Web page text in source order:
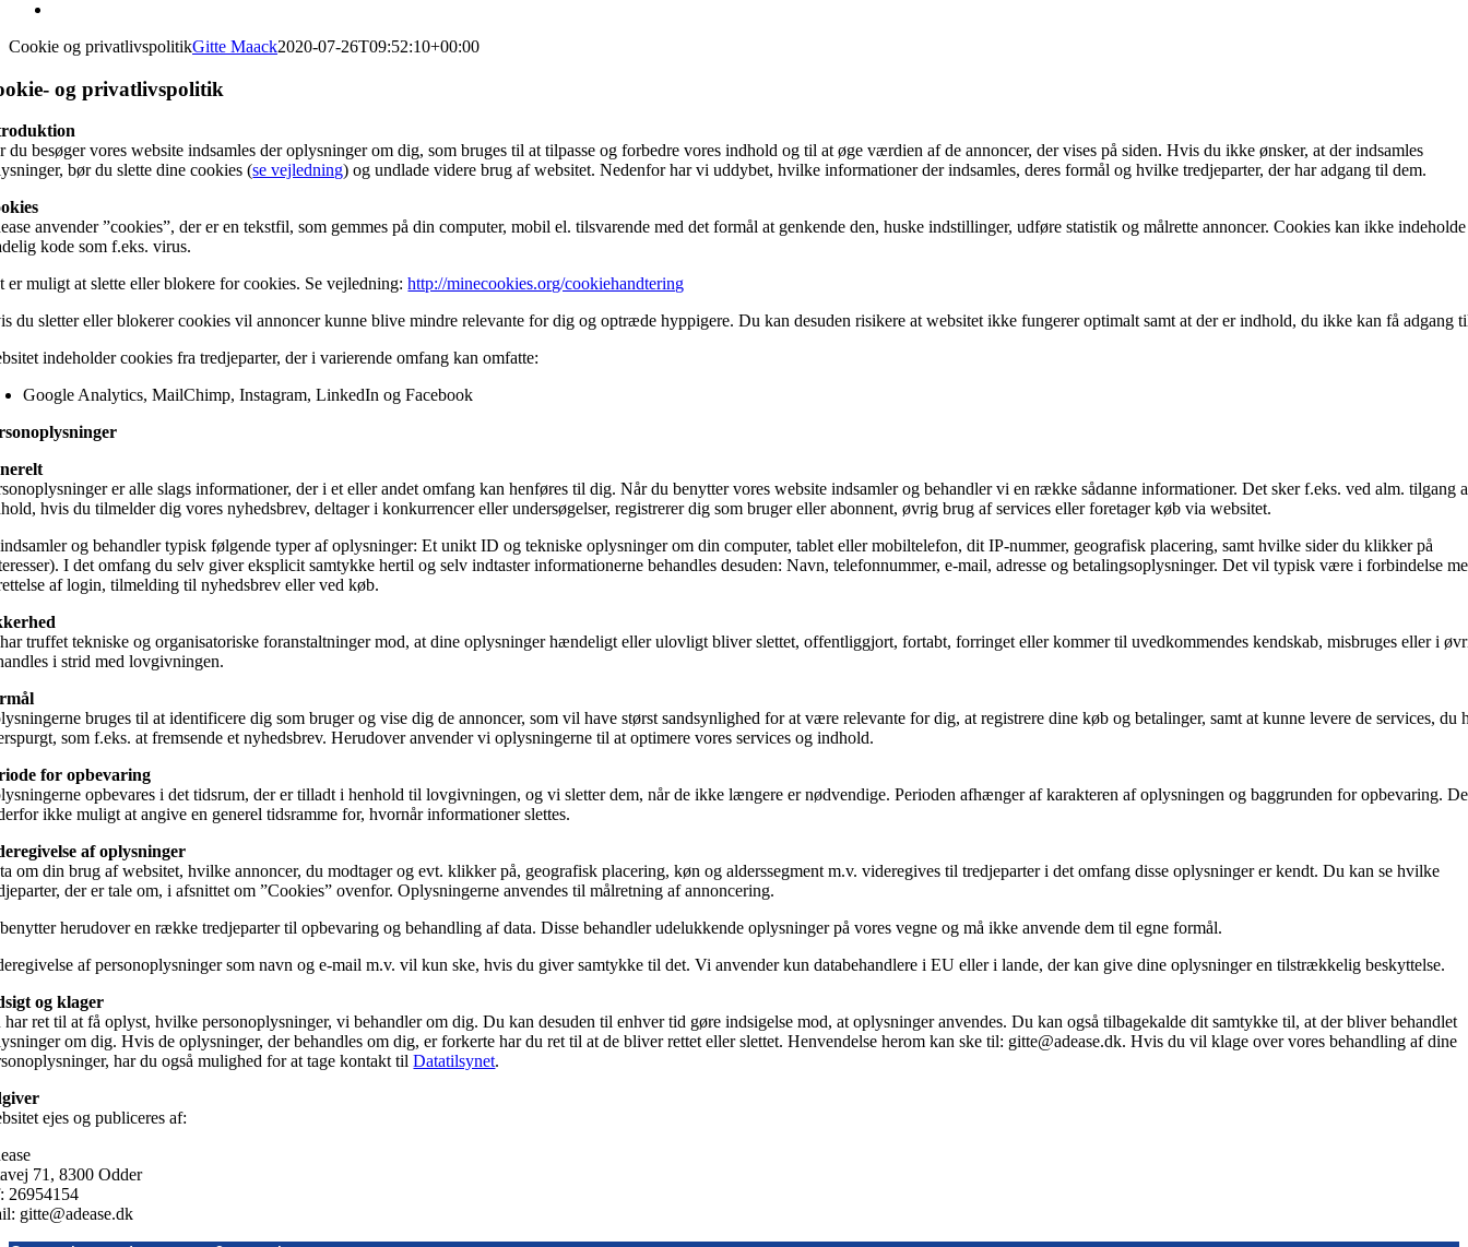
Cookie og privatlivspolitikGitte Maack2020-07-26T09:52:10+00:00
og privatlivspolitik
du besøger vores website indsamles der oplysninger om dig, som bruges til at tilpasse og forbedre vores indhold og til at øge værdien af de annoncer, der vises på siden. Hvis du ikke ønsker, at der indsamles
bør du slette dine cookies (se vejledning) og undlade videre brug af websitet. Nedenfor har vi uddybet, hvilke informationer der indsamles, deres formål og hvilke tredjeparter, der har adgang til dem.
anvender ”cookies”, der er en tekstfil, som gemmes på din computer, mobil el. tilsvarende med det formål at genkende den, huske indstillinger, udføre statistik og målrette annoncer. Cookies kan ikke indeholde
kode som f.eks. virus.
er muligt at slette eller blokere for cookies. Se vejledning:http://minecookies.org/cookiehandtering
du sletter eller blokerer cookies vil annoncer kunne blive mindre relevante for dig og optræde hyppigere. Du kan desuden risikere at websitet ikke fungerer optimalt samt at der er indhold, du ikke kan få adgang
indeholder cookies fra tredjeparter, der i varierende omfang kan omfatte:
Google Analytics, MailChimp, Instagram, LinkedIn og Facebook
er alle slags informationer, der i et eller andet omfang kan henføres til dig. Når du benytter vores website indsamler og behandler vi en række sådanne informationer. Det sker f.eks. ved alm. tilgang
hvis du tilmelder dig vores nyhedsbrev, deltager i konkurrencer eller undersøgelser, registrerer dig som bruger eller abonnent, øvrig brug af services eller foretager køb via websitet.
og behandler typisk følgende typer af oplysninger: Et unikt ID og tekniske oplysninger om din computer, tablet eller mobiltelefon, dit IP-nummer, geografisk placering, samt hvilke sider du klikker på
I det omfang du selv giver eksplicit samtykke hertil og selv indtaster informationerne behandles desuden: Navn, telefonnummer, e-mail, adresse og betalingsoplysninger. Det vil typisk være i forbindelse
af login, tilmelding til nyhedsbrev eller ved køb.
truffet tekniske og organisatoriske foranstaltninger mod, at dine oplysninger hændeligt eller ulovligt bliver slettet, offentliggjort, fortabt, forringet eller kommer til uvedkommendes kendskab, misbruges eller i
i strid med lovgivningen.
bruges til at identificere dig som bruger og vise dig de annoncer, som vil have størst sandsynlighed for at være relevante for dig, at registrere dine køb og betalinger, samt at kunne levere de services, du
som f.eks. at fremsende et nyhedsbrev. Herudover anvender vi oplysningerne til at optimere vores services og indhold.
for opbevaring
opbevares i det tidsrum, der er tilladt i henhold til lovgivningen, og vi sletter dem, når de ikke længere er nødvendige. Perioden afhænger af karakteren af oplysningen og baggrunden for opbevaring.
ikke muligt at angive en generel tidsramme for, hvornår informationer slettes.
af oplysninger
om din brug af websitet, hvilke annoncer, du modtager og evt. klikker på, geografisk placering, køn og alderssegment m.v. videregives til tredjeparter i det omfang disse oplysninger er kendt. Du kan se hvilke
der er tale om, i afsnittet om ”Cookies” ovenfor. Oplysningerne anvendes til målretning af annoncering.
herudover en række tredjeparter til opbevaring og behandling af data. Disse behandler udelukkende oplysninger på vores vegne og må ikke anvende dem til egne formål.
af personoplysninger som navn og e-mail m.v. vil kun ske, hvis du giver samtykke til det. Vi anvender kun databehandlere i EU eller i lande, der kan give dine oplysninger en tilstrækkelig beskyttelse.
og klager
har ret til at få oplyst, hvilke personoplysninger, vi behandler om dig. Du kan desuden til enhver tid gøre indsigelse mod, at oplysninger anvendes. Du kan også tilbagekalde dit samtykke til, at der bliver behandlet
om dig. Hvis de oplysninger, der behandles om dig, er forkerte har du ret til at de bliver rettet eller slettet. Henvendelse herom kan ske til: gitte@adease.dk. Hvis du vil klage over vores behandling af dine
har du også mulighed for at tage kontakt tilDatatilsynet.
ejes og publiceres af:
71, 8300 Odder
26954154
gitte@adease.dk